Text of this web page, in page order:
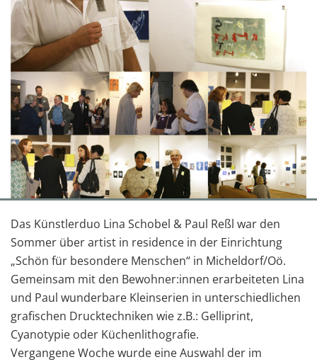
Das Künstlerduo Lina Schobel & Paul Reßl war den
Sommer über artist in residence in der Einrichtung
„Schön für besondere Menschen“ in Micheldorf/Oö.
Gemeinsam mit den Bewohner:innen erarbeiteten Lina
und Paul wunderbare Kleinserien in unterschiedlichen
grafischen Drucktechniken wie z.B.: Gelliprint,
Cyanotypie oder Küchenlithografie.
Vergangene Woche wurde eine Auswahl der im